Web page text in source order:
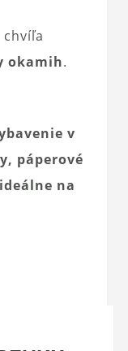
chvíľa
okamih.
v
páperové
na